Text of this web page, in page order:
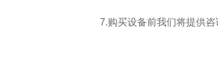
7.购买设备前我们将提供咨